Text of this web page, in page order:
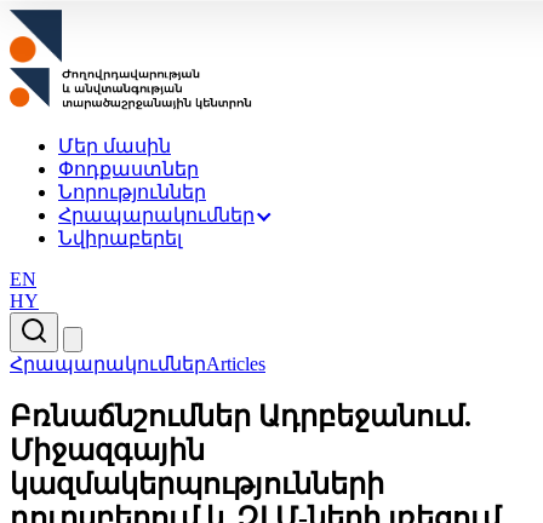
Մեր մասին
Փոդքաստներ
Նորություններ
Հրապարակումներ
Նվիրաբերել
EN
HY
ՀրապարակումներArticles
Բռնաճնշումներ Ադրբեջանում.
Միջազգային
կազմակերպությունների